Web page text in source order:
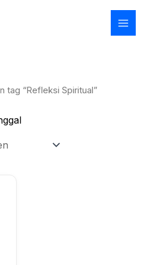
tag “Refleksi Spiritual”